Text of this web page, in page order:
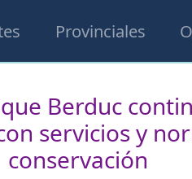
Provinciales
Berduc
servicios y
conservación